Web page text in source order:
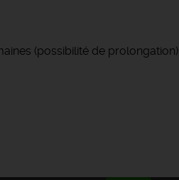
(possibilité de prolongation)